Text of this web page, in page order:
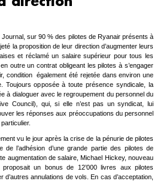
sur 90 % des pilotes de Ryanair présents à
la proposition de leur direction d’augmenter leurs
et réclamé un salaire supérieur pour tous les
outre un contrat obligeant les pilotes à s’engager
condition également été rejetée dans environ une
Toujours opposée à toute présence syndicale, la
à dialoguer avec le regroupement du personnel du
Council), qui, si elle n’est pas un syndicat, lui
les réponses aux préoccupations du personnel
vu le jour après la crise de la pénurie de pilotes
l’adhésion d’une grande partie des pilotes de
augmentation de salaire, Michael Hickey, nouveau
un bonus de 12’000 livres aux pilotes
annulations de vols. En cas d’acceptation,